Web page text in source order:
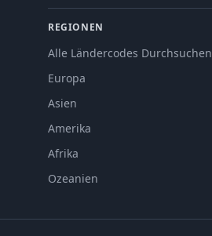
REGIONEN
Alle Ländercodes Durchsuchen
Europa
Asien
Amerika
Afrika
Ozeanien